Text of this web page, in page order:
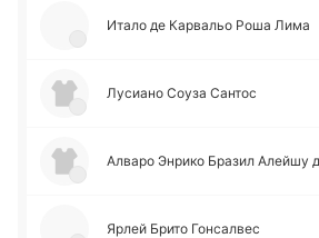
Итало де Ка­рва­льо Роша Лима
Лу­сиа­но Соуза Сантос
Алваро Энрико Бразил Алейшу
Ярлей Брито Го­нса­лвес